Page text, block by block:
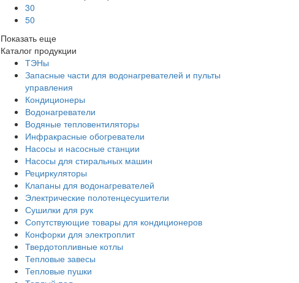
30
50
Показать еще
Каталог продукции
ТЭНы
Запасные части для водонагревателей и пульты
управления
Кондиционеры
Водонагреватели
Водяные тепловентиляторы
Инфракрасные обогреватели
Насосы и насосные станции
Насосы для стиральных машин
Рециркуляторы
Клапаны для водонагревателей
Электрические полотенцесушители
Сушилки для рук
Сопутствующие товары для кондиционеров
Конфорки для электроплит
Твердотопливные котлы
Тепловые завесы
Тепловые пушки